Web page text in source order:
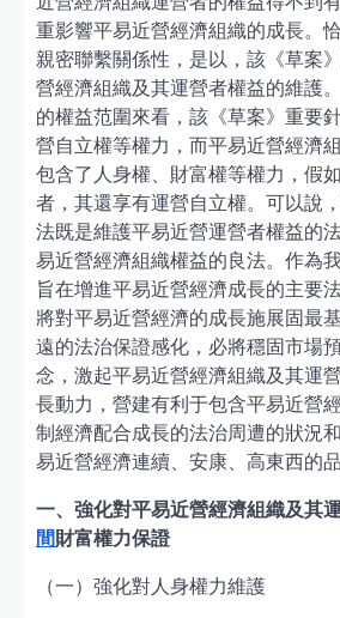
重影響平易近營經濟組織的成長。
親密聯繫關係性，是以，該《草案
營經濟組織及其運營者權益的維護
的權益范圍來看，該《草案》重要
營自立權等權力，而平易近營經濟
包含了人身權、財富權等權力，假
者，其還享有運營自立權。可以說
法既是維護平易近營運營者權益的
易近營經濟組織權益的良法。作為
旨在增進平易近營經濟成長的主要
將對平易近營經濟的成長施展固最
遠的法治保證感化，必將穩固市場
念，激起平易近營經濟組織及其運
長動力，營建有利于包含平易近營
制經濟配合成長的法治周遭的狀況
易近營經濟連續、安康、高東西的品
一、強化對平易近營經濟組織及其
間財富權力保證
（一）強化對人身權力維護